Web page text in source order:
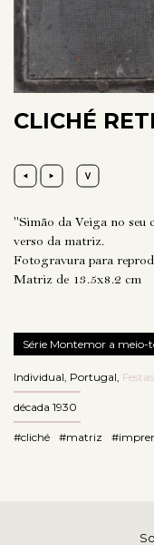
CLICHÉ
"Simão da Veiga no
verso da matriz.
Fotogravura para
Matriz de 13.5x8.2 cm
Série Montemor a meio-
Individual Portugal
década 1930
#cliché #matriz